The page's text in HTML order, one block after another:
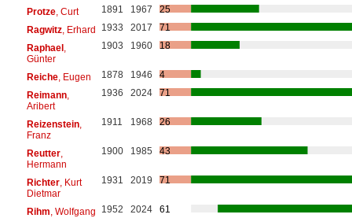
Protze, Curt 1891 1967
25
Ragwitz, Erhard 1933 2017
71
Raphael,
Günter
1903 1960 18
Reiche, Eugen 1878 1946
4
Reimann,
Aribert
1936 2024 71
Reizenstein,
Franz
1911 1968 26
Reutter,
Hermann
1900 1985 43
Richter, Kurt
Dietmar
1931 2019 71
Rihm , Wolfgang 1952 2024
61